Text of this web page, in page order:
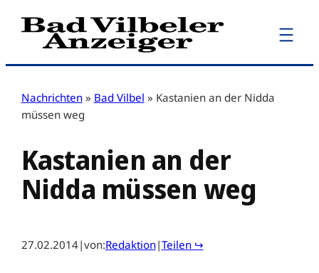
Zum
Inhalt
Nachrichten » Bad Vilbel » Kastanien an der Nidda
müssen weg
Kastanien an der
Nidda müssen weg
27.02.2014|von:Redaktion|Teilen ↪